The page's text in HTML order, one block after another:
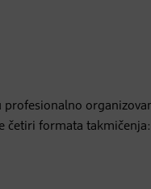
četiri formata takmičenja: